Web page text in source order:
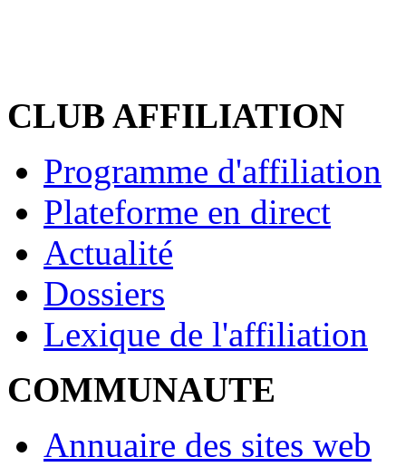
CLUB AFFILIATION
Programme d'affiliation
Plateforme en direct
Actualité
Dossiers
Lexique de l'affiliation
COMMUNAUTE
Annuaire des sites web